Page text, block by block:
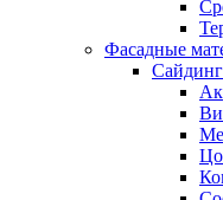
Фасадные
Сайдинг